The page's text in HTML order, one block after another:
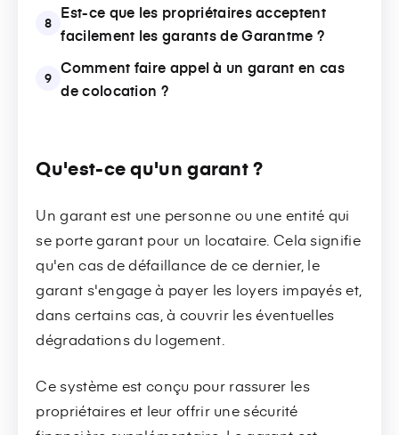
Est-ce que les propriétaires acceptent
facilement les garants de Garantme ?
8
Comment faire appel à un garant en cas
de colocation ?
9
Qu'est-ce qu'un garant ?
Un garant est une personne ou une entité qui
se porte garant pour un locataire. Cela signifie
qu'en cas de défaillance de ce dernier, le
garant s'engage à payer les loyers impayés et,
dans certains cas, à couvrir les éventuelles
dégradations du logement.
Ce système est conçu pour rassurer les
propriétaires et leur offrir une sécurité